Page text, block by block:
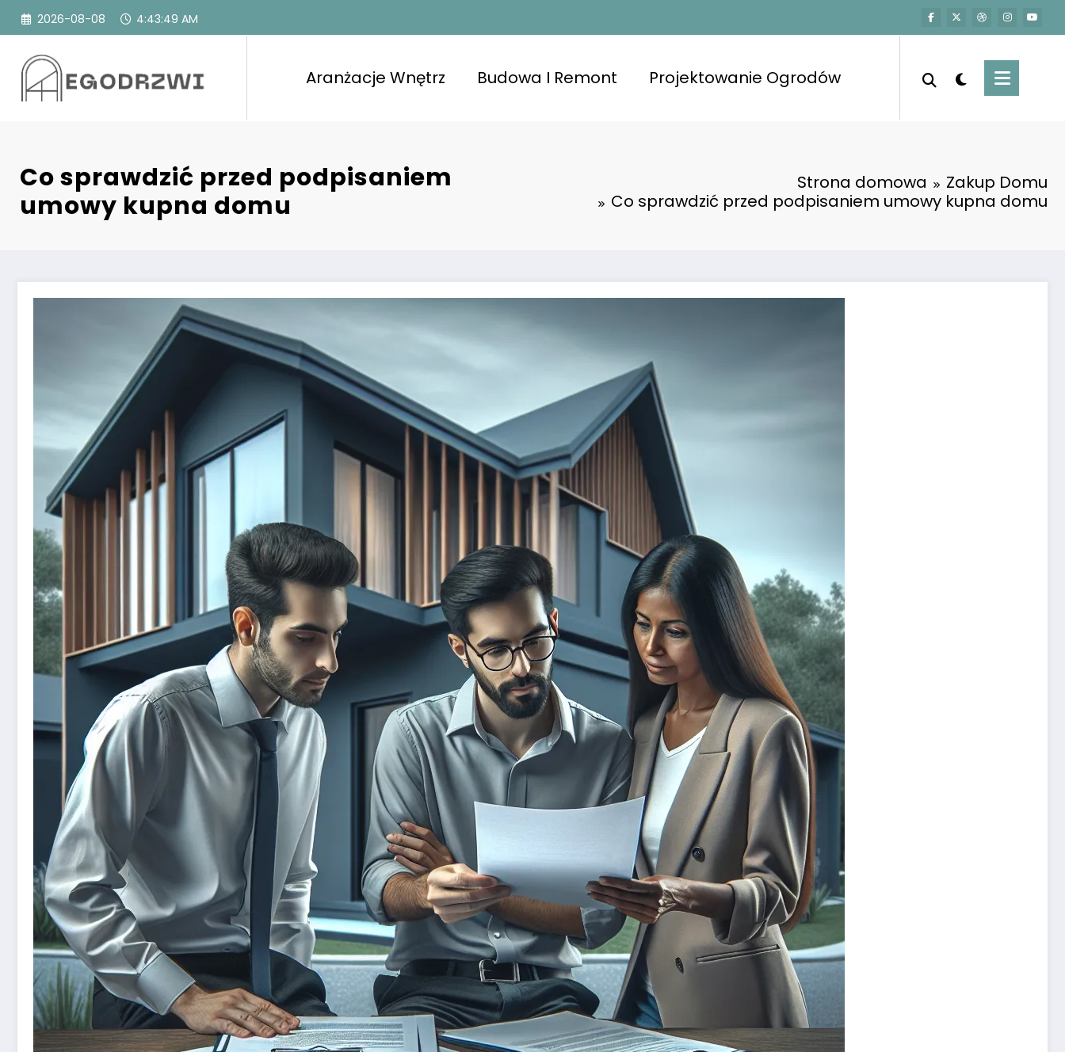
Przejdź
2026-08-08 4:43:51 AM
Aranżacje Wnętrz Budowa I Remont Projektowanie Ogrodów
Co sprawdzić przed podpisaniem
umowy kupna domu
Strona domowa
Zakup Domu
Co sprawdzić przed podpisaniem umowy kupna domu